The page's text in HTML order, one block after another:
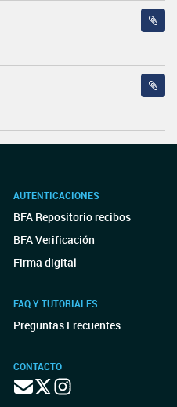
AUTENTICACIONES
BFA Repositorio recibos
BFA Verificación
Firma digital
FAQ Y TUTORIALES
Preguntas Frecuentes
CONTACTO